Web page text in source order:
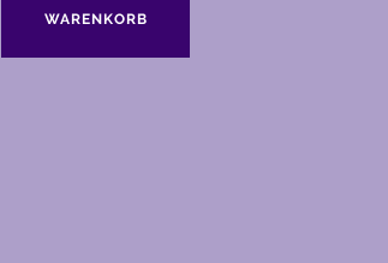
WARENKORB